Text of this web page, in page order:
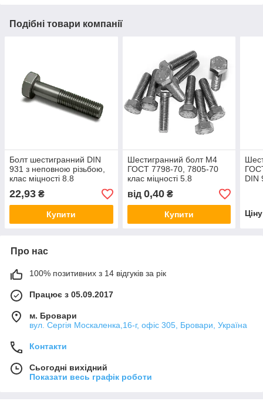
Подібні товари компанії
Болт шестигранний DIN
931 з неповною різьбою,
клас міцності 8.8
оцинкований,
машинобудівний
високоміцний (ГОСТ 7798-
22,93 ₴
Купити
Шестигранний болт М4
ГОСТ 7798-70, 7805-70
клас міцності 5.8
від 0,40₴
Купити
DIN
Про нас
100% позитивних з 14 відгуків за рік
Працює з 05.09.2017
м. Бровари
вул. Сергія Москаленка,16-г, офіс 305, Бровари, Україна
Контакти
Сьогодні вихідний
Показати весь графік роботи